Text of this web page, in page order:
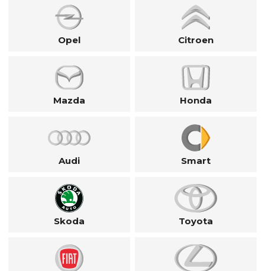
Opel Citroen
Mazda Honda
Audi Smart
Skoda Toyota